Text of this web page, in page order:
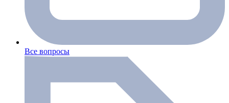
Все вопросы